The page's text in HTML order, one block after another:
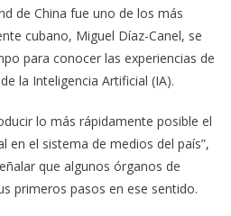
de China fue uno de los más
cubano, Miguel Díaz-Canel, se
para conocer las experiencias de
la Inteligencia Artificial (IA).
lo más rápidamente posible el
en el sistema de medios del país”,
que algunos órganos de
primeros pasos en ese sentido.